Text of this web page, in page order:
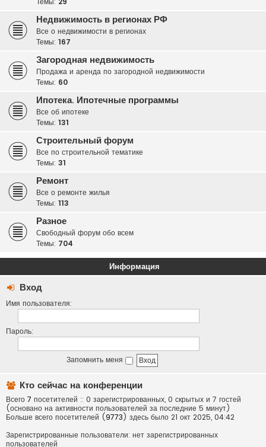
Недвижимость в регионах РФ
Все о недвижимости в регионах
Темы: 167
Загородная недвижимость
Продажа и аренда по загородной недвижимости
Темы: 60
Ипотека. Ипотечные программы
Все об ипотеке
Темы: 131
Строительный форум
Все по строительной тематике
Темы: 31
Ремонт
Все о ремонте жилья
Темы: 113
Разное
Свободный форум обо всем
Темы: 704
Информация
Вход
Имя пользователя:
Пароль:
Запомнить меня
Кто сейчас на конференции
Всего 7 посетителей :: 0 зарегистрированных, 0 скрытых и 7 гостей
(основано на активности пользователей за последние 5 минут)
Больше всего посетителей (9773) здесь было 21 окт 2025, 04:42
Зарегистрированные пользователи: нет зарегистрированных
пользователей